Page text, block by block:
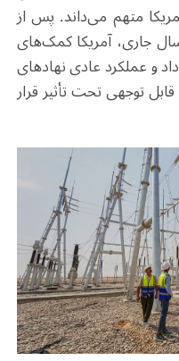
متهم می‌داند. پس از
جاری، آمریکا کمک‌های
و عملکرد عادی نهادهای
توجهی تحت تأثیر قرار